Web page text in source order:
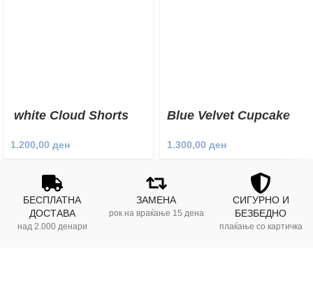
white Cloud Shorts
1.200,00 ден
Blue Velvet Cupcake
1.300,00 ден
БЕСПЛАТНА
ДОСТАВА
над 2.000 денари
ЗАМЕНА
рок на враќање 15 дена
СИГУРНО И
БЕЗБЕДНО
плаќање со картичка